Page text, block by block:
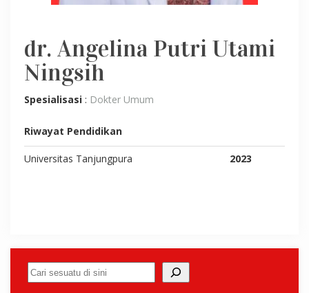
dr. Angelina Putri Utami
Ningsih
Spesialisasi : Dokter Umum
Riwayat Pendidikan
Universitas Tanjungpura 2023
Cari